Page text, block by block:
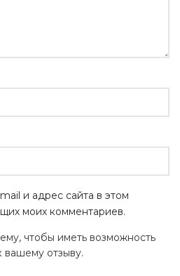
и адрес сайта в этом
моих комментариев.
чтобы иметь возможность
вашему отзыву.